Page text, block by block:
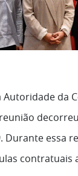
da
Durante essa
contratuais